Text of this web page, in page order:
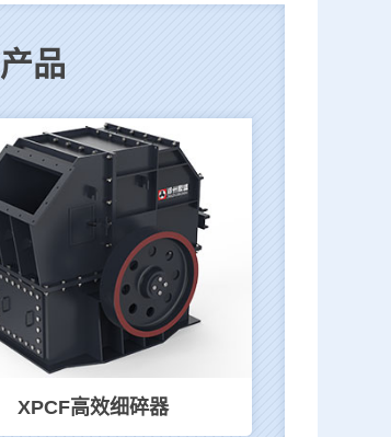
产品
XPCF高效细碎器